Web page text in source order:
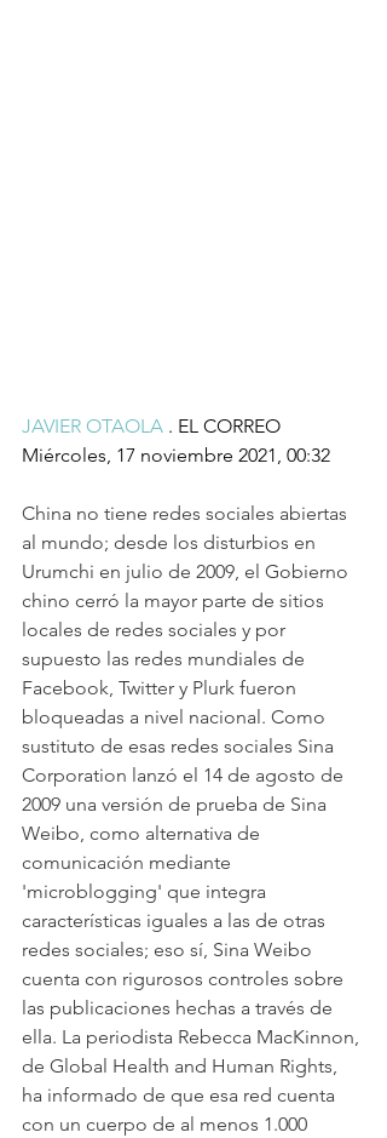
JAVIER OTAOLA . EL CORREO
Miércoles, 17 noviembre 2021, 00:32
China no tiene redes sociales abiertas
al mundo; desde los disturbios en
Urumchi en julio de 2009, el Gobierno
chino cerró la mayor parte de sitios
locales de redes sociales y por
supuesto las redes mundiales de
Facebook, Twitter y Plurk fueron
bloqueadas a nivel nacional. Como
sustituto de esas redes sociales Sina
Corporation lanzó el 14 de agosto de
2009 una versión de prueba de Sina
Weibo, como alternativa de
comunicación mediante
'microblogging' que integra
características iguales a las de otras
redes sociales; eso sí, Sina Weibo
cuenta con rigurosos controles sobre
las publicaciones hechas a través de
ella. La periodista Rebecca MacKinnon,
de Global Health and Human Rights,
ha informado de que esa red cuenta
con un cuerpo de al menos 1.000